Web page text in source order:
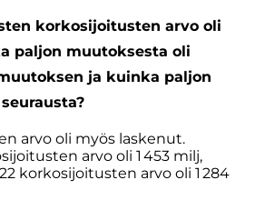
korkosijoitusten arvo oli
paljon muutoksesta oli
ja kuinka paljon
arvo oli myös laskenut.
arvo oli 1 453 milj,
korkosijoitusten arvo oli 1 284